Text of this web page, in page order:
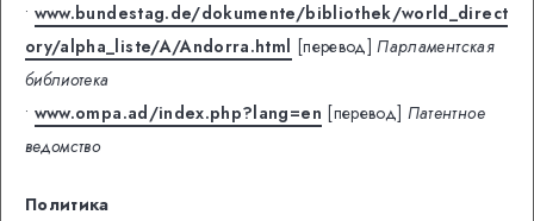
• www.bundestag.de/dokumente/bibliothek/world_direct
ory/alpha_liste/A/Andorra.html [перевод] Парламентская
библиотека
• www.ompa.ad/index.php?lang=en [перевод] Патентное
ведомство
Политика